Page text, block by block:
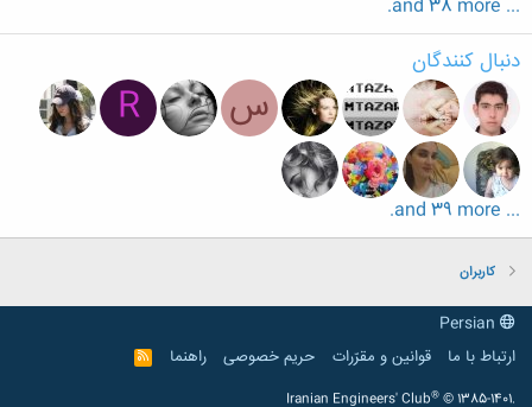
... and 38 more.
دنبال کنندگان
س R
... and 39 more.
کاربران
ارتباط با ما
قوانین و مقرّرات حریم خصوصی راهنما
R
S
Iranian Engineers' Club® © 1385-1401.